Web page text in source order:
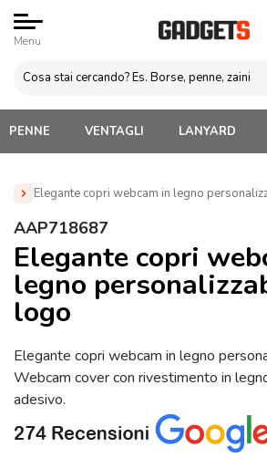
Menu
PENNE VENTAGLI LANYARD
Elegante copri webcam in legno
Home » Gadget Tecnologici Personalizzati
con logo (AAP718687)
AAP718687
Elegante copri
legno
logo
Elegante copri webcam in legno
Webcam cover con rivestimento in
adesivo.